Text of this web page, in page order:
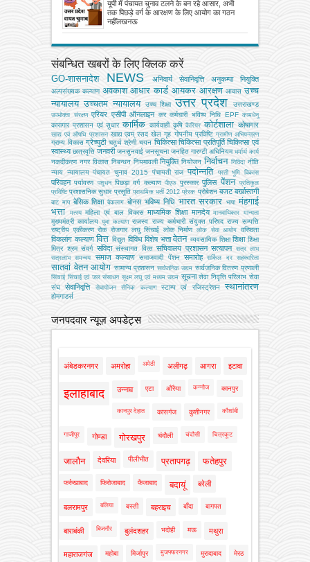
नहीं
यूपी में पंचायत चुनाव टलने के बन रहे आसार, अभी
तक पिछड़े वर्ग के आरक्षण के लिए आयोग का गठन
नहींलखनऊ
संबन्धित खबरों के लिए क्लिक करें
GO-शासनादेश NEWS अनिवार्य सेवानिवृत्ति अनुकम्पा नियुक्ति
अल्‍पसंख्‍यक कल्‍याण अवकाश आधार कार्ड आयकर आरक्षण आवास उच्च
न्यायालय उच्चतम न्यायालय उच्‍च शिक्षा उत्तर प्रदेश उत्तराखण्ड
उपभोक्‍ता संरक्षण एरियर एसीपी ऑनलाइन कर कर्मचारी भविष्य निधि EPF कामधेनु
कारागार प्रशासन एवं सुधार कार्मिक कार्यवाही कृषि कैरियर कोर्टशाला कोषागार
खाद्य एवं औषधि प्रशासन खाद्य एवम् रसद खेल गृह गोपनीय प्रविष्टि ग्रामीण अभियन्‍त्रण
ग्राम्य विकास ग्रेच्युटी चतुर्थ श्रेणी चयन चिकित्सा चिकित्सा प्रतिपूर्ति चिकित्‍सा एवं
स्वास्थ्य छात्रवृत्ति जनवरी जनसुनवाई जनसूचना जनहित गारण्टी अधिनियम धर्मार्थ कार्य
नकदीकरण नगर विकास निबन्‍धन नियमावली नियुक्ति नियोजन निर्वाचन निविदा नीति
न्याय न्यायालय पंचायत चुनाव 2015 पंचायती राज पदोन्नति परती भूमि विकास
परिवहन पर्यावरण पशुधन पिछड़ा वर्ग कल्‍याण पीएफ पुरस्कार पुलिस पेंशन
प्रतिकूल
प्रविष्टि प्रशासनिक सुधार प्रसूति प्राथमिक भर्ती 2012 प्रेरक प्रोबेशन बजट बर्खास्तगी
बाट माप बेसिक शिक्षा बैकलाग बोनस भविष्य निधि भारत सरकार भाषा मंहगाई
भत्ता
मत्‍स्‍य महिला एवं बाल विकास माध्यमिक शिक्षा मानदेय मानवाधिकार मान्यता
मुख्‍यमंत्री कार्यालय युवा कल्याण राजस्व राज्य कर्मचारी संयुक्त परिषद राज्य सम्पत्ति
राष्ट्रीय एकीकरण रोक रोजगार लघु सिंचाई लोक निर्माण लोक सेवा आयोग वरिष्ठता
विकलांग कल्याण वित्त विद्युत विविध विशेष भत्ता वेतन व्‍यवसायिक शिक्षा शिक्षा शिक्षा
मित्र श्रम संवर्ग संविदा संस्‍थागत वित्‍त सचिवालय प्रशासन सत्यापन सत्र लाभ
सत्रलाभ
समन्वय समाज कल्याण समाजवादी पेंशन समारोह सर्किल दर सहकारिता
सातवां वेतन आयोग सामान्य प्रशासन सार्वजनिक उद्यम सार्वजनिक वितरण प्रणाली
सिंचाई सिंचाई एवं जल संसाधन सूक्ष्म लघु एवं मध्यम उद्यम सूचना सेवा निवृत्ति परिलाभ सेवा
संघ
सेवानिवृत्ति सेवायोजन सैनिक कल्‍याण स्टाम्प एवं रजिस्ट्रेशन स्थानांतरण
होमगाडर्स
जनपदवार न्यूज़ अपडेट्स
अंबेडकरनगर अमरोहा अमेठी अलीगढ़ आगरा इटावा
इलाहाबाद उन्नाव एटा औरैया कन्नौज कानपुर
कानपुर देहात कासगंज कुशीनगर कौशांबी
गाजीपुर गोण्डा गोरखपुर चंदौली चंदौसी चित्रकूट
जालौन देवरिया पीलीभीत प्रतापगढ़ फतेहपुर
फर्रुखाबाद फिरोजाबाद फैजाबाद बदायूं बरेली
बलरामपुर बलिया बस्ती बहराइच बाँदा बागपत
बाराबंकी बिजनौर बुलंदशहर भदोही मऊ मथुरा
महाराजगंज महोबा मिर्जापुर मुजफ्फरनगर मुरादाबाद मेरठ